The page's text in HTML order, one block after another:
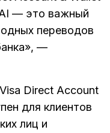
— это важный
переводов
—
Direct Account
для клиентов
лиц и